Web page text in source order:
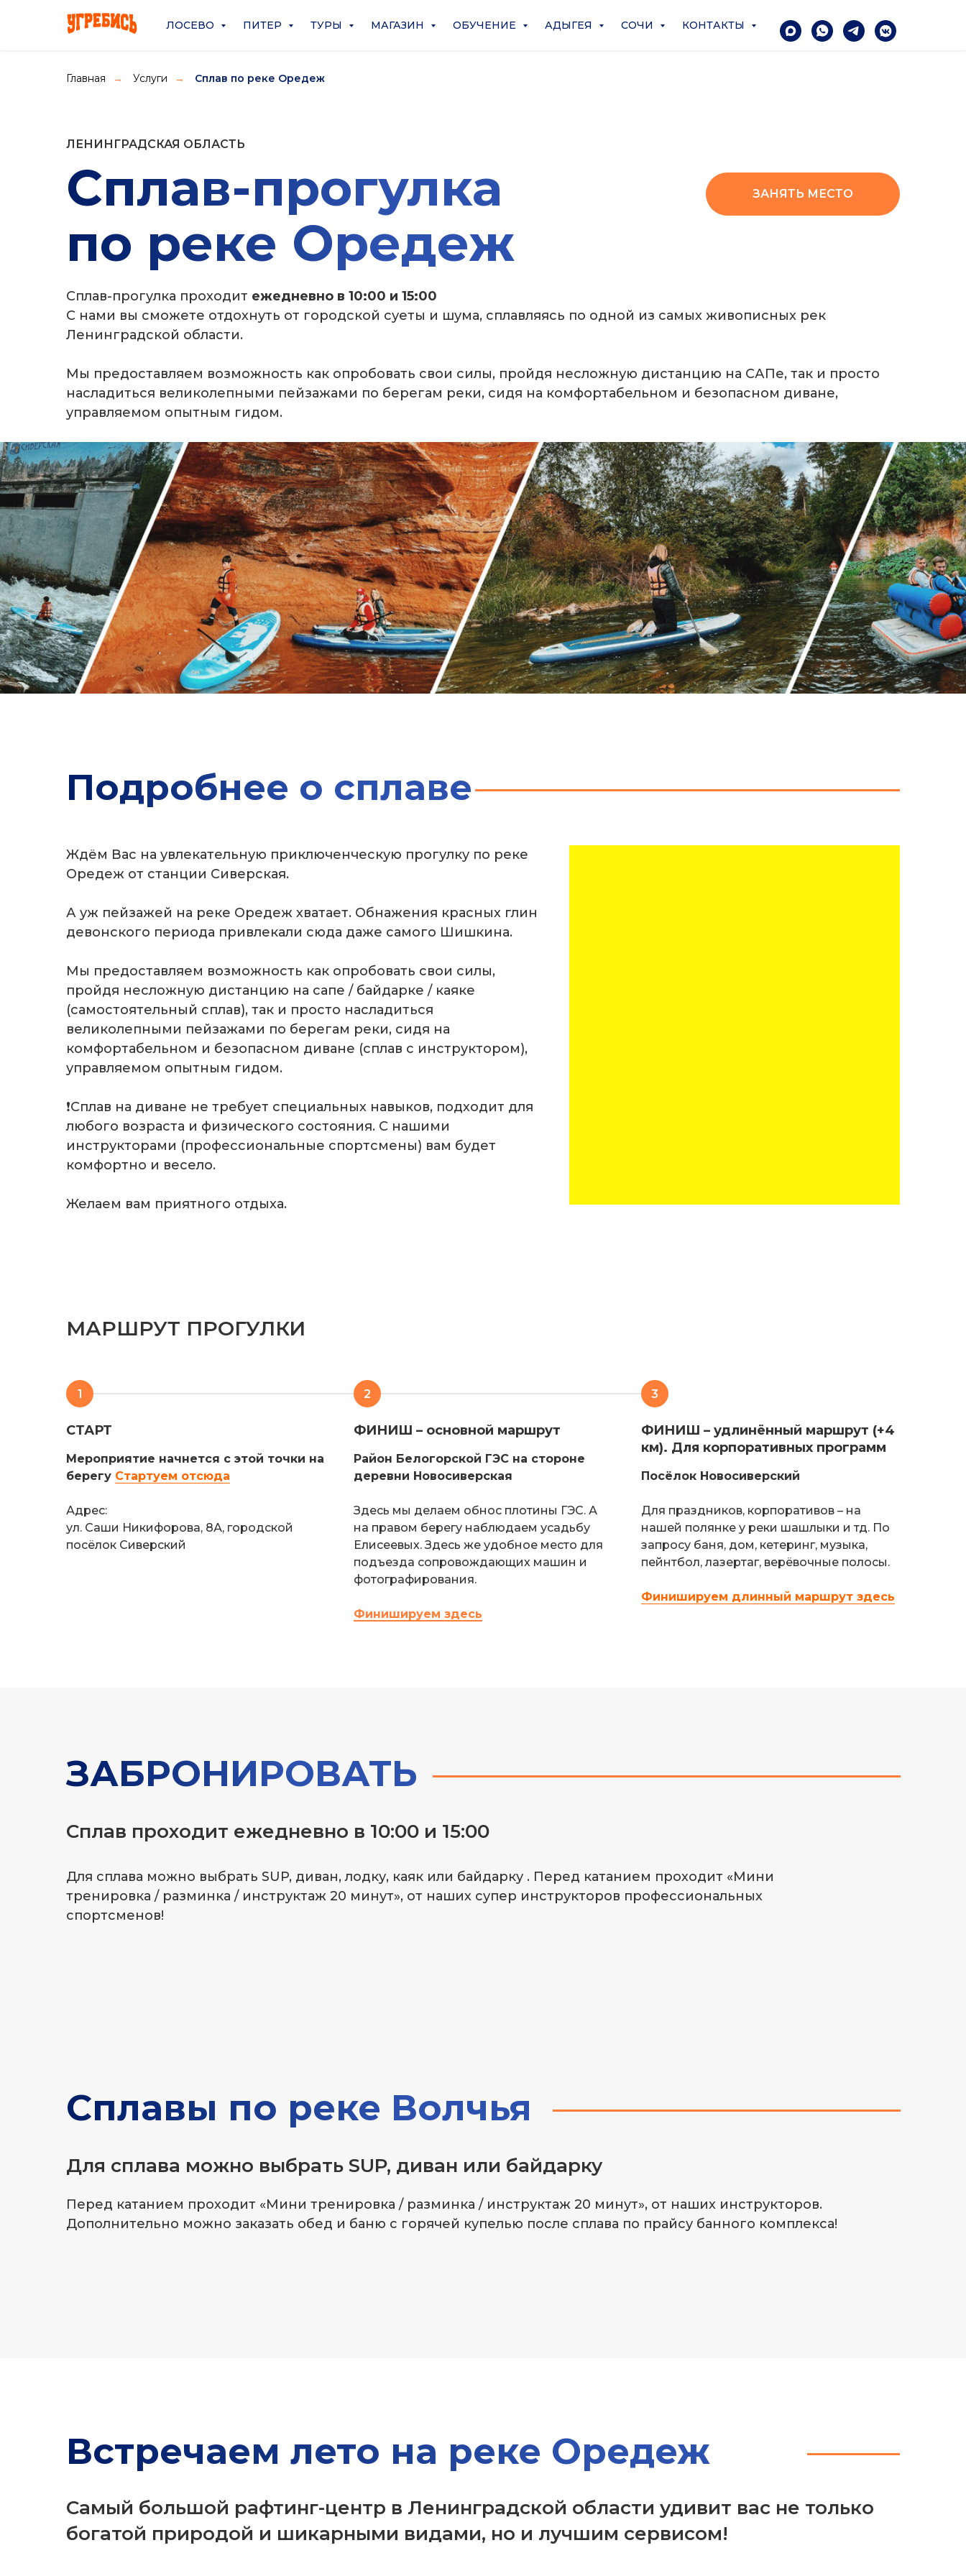
ЛОСЕВО ПИТЕР ТУРЫ МАГАЗИН ОБУЧЕНИЕ АДЫГЕЯ СОЧИ КОНТАКТЫ
Главная → Услуги → Сплав по реке Оредеж
Сплав-прогулка
по реке Оредеж
ЛЕНИНГРАДСКАЯ ОБЛАСТЬ
Сплав-прогулка проходит ежедневно в 10:00 и 15:00
С нами вы сможете отдохнуть от городской суеты и шума, сплавляясь по одной из самых живописных рек
Ленинградской области.
Мы предоставляем возможность как опробовать свои силы, пройдя несложную дистанцию на САПе, так и просто
насладиться великолепными пейзажами по берегам реки, сидя на комфортабельном и безопасном диване,
управляемом опытным гидом.
ЗАНЯТЬ МЕСТО
Подробнее о сплаве
Ждём Вас на увлекательную приключенческую прогулку по реке
Оредеж от станции Сиверская.
А уж пейзажей на реке Оредеж хватает. Обнажения красных глин
девонского периода привлекали сюда даже самого Шишкина.
Мы предоставляем возможность как опробовать свои силы,
пройдя несложную дистанцию на сапе / байдарке / каяке
(самостоятельный сплав), так и просто насладиться
великолепными пейзажами по берегам реки, сидя на
комфортабельном и безопасном диване (сплав с инструктором),
управляемом опытным гидом.
❗Сплав на диване не требует специальных навыков, подходит для
любого возраста и физического состояния. С нашими
инструкторами (профессиональные спортсмены) вам будет
комфортно и весело.
Желаем вам приятного отдыха.
МАРШРУТ ПРОГУЛКИ
1
СТАРТ
Мероприятие начнется с этой точки на
берегу Стартуем отсюда
Адрес:
ул. Саши Никифорова, 8А, городской
посёлок Сиверский
2
ФИНИШ – основной маршрут
Район Белогорской ГЭС на стороне
деревни Новосиверская
Здесь мы делаем обнос плотины ГЭС. А
на правом берегу наблюдаем усадьбу
Елисеевых. Здесь же удобное место для
подъезда сопровождающих машин и
фотографирования.
Финишируем здесь
3
ФИНИШ – удлинённый маршрут (+4
км). Для корпоративных программ
Посёлок Новосиверский
Для праздников, корпоративов – на
нашей полянке у реки шашлыки и тд. По
запросу баня, дом, кетеринг, музыка,
пейнтбол, лазертаг, верёвочные полосы.
Финишируем длинный маршрут здесь
ЗАБРОНИРОВАТЬ
Для сплава можно выбрать SUP, диван, лодку, каяк или байдарку . Перед катанием проходит «Мини
тренировка / разминка / инструктаж 20 минут», от наших супер инструкторов профессиональных
спортсменов!
Сплав проходит ежедневно в 10:00 и 15:00
Сплавы по реке Волчья
Перед катанием проходит «Мини тренировка / разминка / инструктаж 20 минут», от наших инструкторов.
Дополнительно можно заказать обед и баню с горячей купелью после сплава по прайсу банного комплекса!
Для сплава можно выбрать SUP, диван или байдарку
Встречаем лето на реке Оредеж
Самый большой рафтинг-центр в Ленинградской области удивит вас не только
богатой природой и шикарными видами, но и лучшим сервисом!